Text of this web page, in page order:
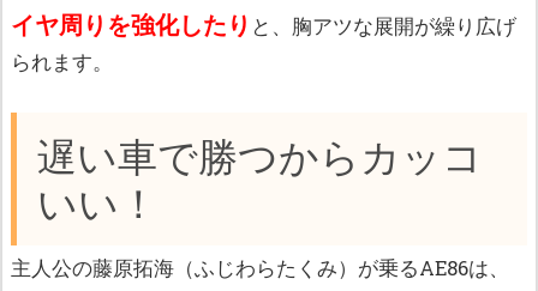
イヤ周りを強化したり と、胸アツな展開が繰り広げ
られます。
遅い車で勝つからカッコ
いい！
主人公の藤原拓海（ふじわらたくみ）が乗るAE86は、